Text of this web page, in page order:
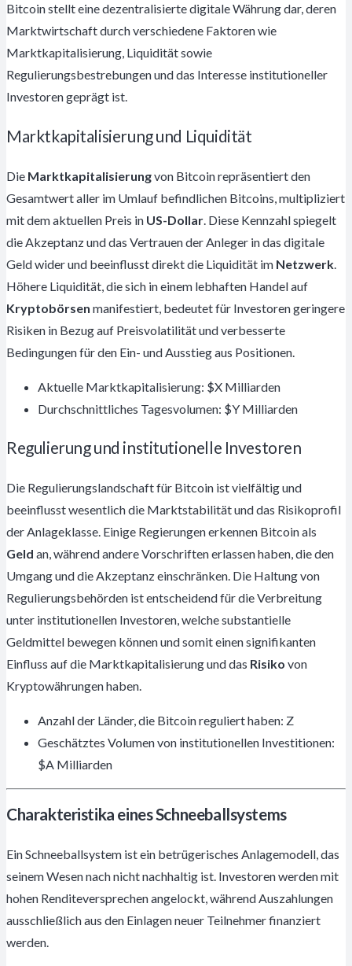
Bitcoin stellt eine dezentralisierte digitale Währung dar, deren
Marktwirtschaft durch verschiedene Faktoren wie
Marktkapitalisierung, Liquidität sowie
Regulierungsbestrebungen und das Interesse institutioneller
Investoren geprägt ist.
Marktkapitalisierung und Liquidität
Die Marktkapitalisierungvon Bitcoin repräsentiert den
Gesamtwert aller im Umlauf befindlichen Bitcoins, multipliziert
mit dem aktuellen Preis in US-Dollar . Diese Kennzahl spiegelt
die Akzeptanz und das Vertrauen der Anleger in das digitale
Geld wider und beeinflusst direkt die Liquidität im Netzwerk
Höhere Liquidität, die sich in einem lebhaften Handel auf
Kryptobörsen manifestiert, bedeutet für Investoren geringere
Risiken in Bezug auf Preisvolatilität und verbesserte
Bedingungen für den Ein- und Ausstieg aus Positionen.
Aktuelle Marktkapitalisierung: $X Milliarden
Durchschnittliches Tagesvolumen: $Y Milliarden
Regulierung und institutionelle Investoren
Die Regulierungslandschaft für Bitcoin ist vielfältig und
beeinflusst wesentlich die Marktstabilität und das Risikoprofil
der Anlageklasse. Einige Regierungen erkennen Bitcoin als
Geld an, während andere Vorschriften erlassen haben, die den
Umgang und die Akzeptanz einschränken. Die Haltung von
Regulierungsbehörden ist entscheidend für die Verbreitung
unter institutionellen Investoren, welche substantielle
Geldmittel bewegen können und somit einen signifikanten
Einfluss auf die Marktkapitalisierung und das Risiko von
Kryptowährungen haben.
Anzahl der Länder, die Bitcoin reguliert haben: Z
Geschätztes Volumen von institutionellen Investitionen:
$A Milliarden
Charakteristika eines Schneeballsystems
Ein Schneeballsystem ist ein betrügerisches Anlagemodell, das
seinem Wesen nach nicht nachhaltig ist. Investoren werden mit
hohen Renditeversprechen angelockt, während Auszahlungen
ausschließlich aus den Einlagen neuer Teilnehmer finanziert
werden.